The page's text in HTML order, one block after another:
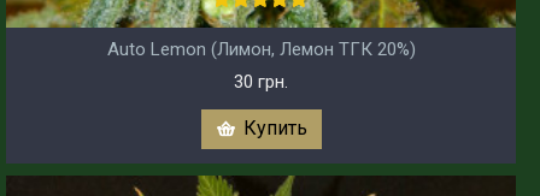
Auto Lemon (Лимон, Лемон ТГК 20%)
30 грн.
Купить